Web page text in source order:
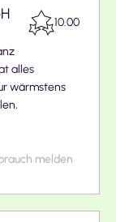
10.00
alles
wärmstens
melden